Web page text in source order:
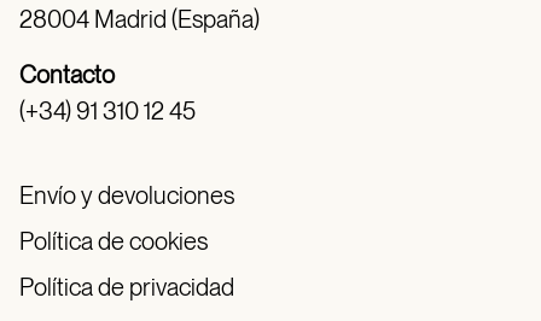
28004 Madrid (España)
Contacto
(+34) 91 310 12 45
Envío y devoluciones
Política de cookies
Política de privacidad